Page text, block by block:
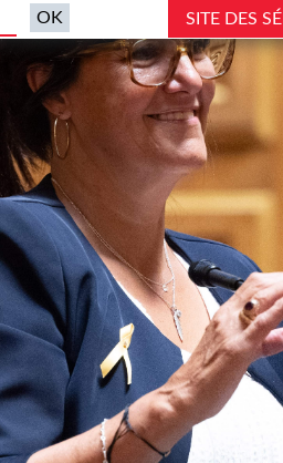
SITE DES